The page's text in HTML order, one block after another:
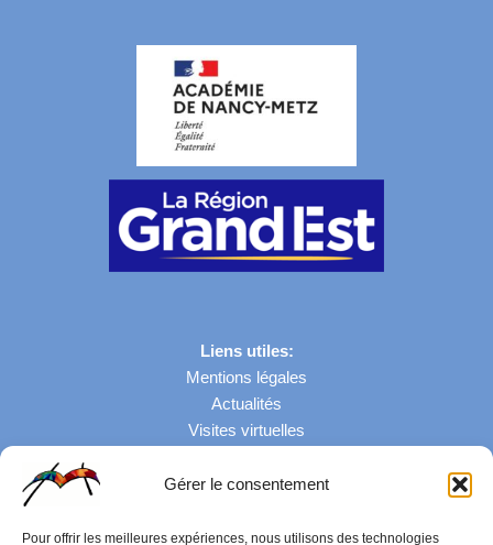
Gérer le consentement
Pour offrir les meilleures expériences, nous utilisons des technologies
Liens utiles:
Mentions légales
Actualités
Visites virtuelles
Nombre de visites: 43082